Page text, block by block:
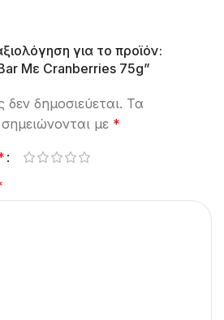
για το προϊόν:
Με Cranberries 75g”
δημοσιεύεται. Τα
με *